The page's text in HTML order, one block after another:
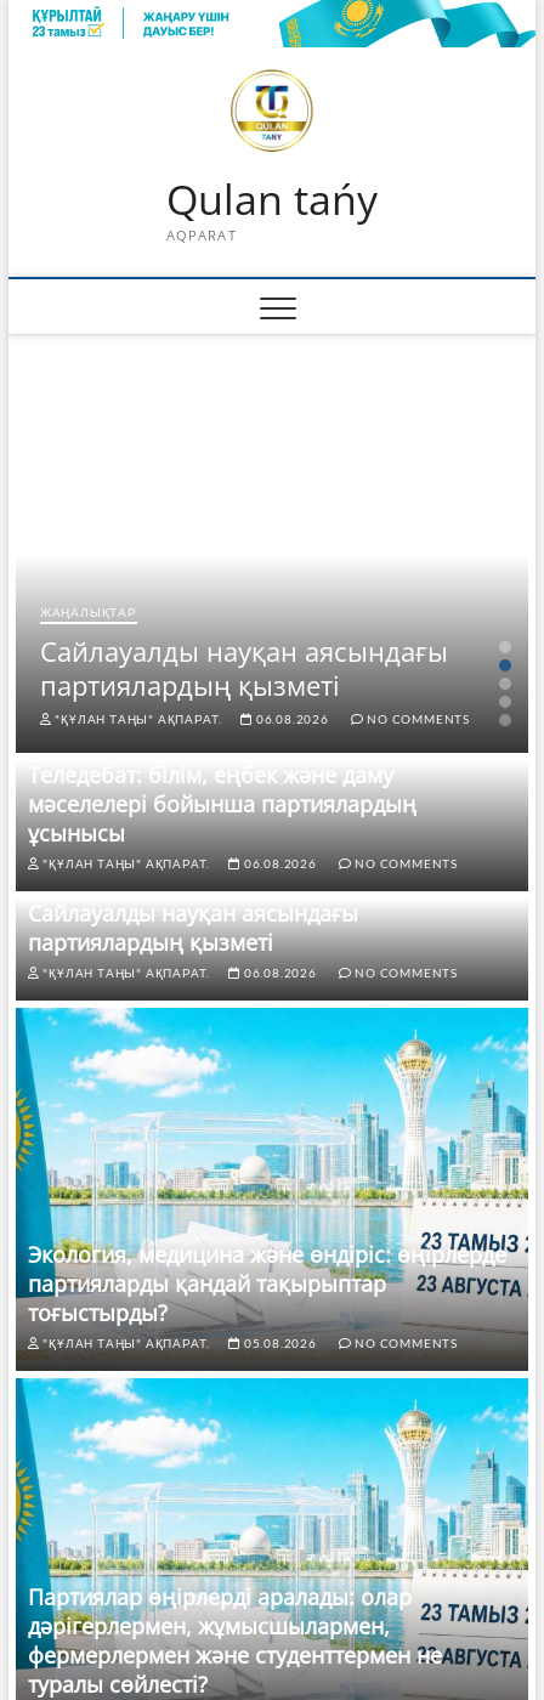
Skip
Qulan tańy
AQPARAT
ЖАҢАЛЫҚТАР
Сайлауалды науқан аясындағы
партиялардың қызметі
"ҚҰЛАН ТАҢЫ" АҚПАРАТ. 06.08.2026 NO COMMENTS
Теледебат: білім, еңбек және даму
мәселелері бойынша партиялардың
ұсынысы
"ҚҰЛАН ТАҢЫ" АҚПАРАТ. 06.08.2026 NO COMMENTS
Сайлауалды науқан аясындағы
партиялардың қызметі
"ҚҰЛАН ТАҢЫ" АҚПАРАТ. 06.08.2026 NO COMMENTS
Экология, медицина және өндіріс: өңірлерде
партияларды қандай тақырыптар
тоғыстырды?
"ҚҰЛАН ТАҢЫ" АҚПАРАТ. 05.08.2026 NO COMMENTS
Партиялар өңірлерді аралады: олар
дәрігерлермен, жұмысшылармен,
фермерлермен және студенттермен не
туралы сөйлесті?